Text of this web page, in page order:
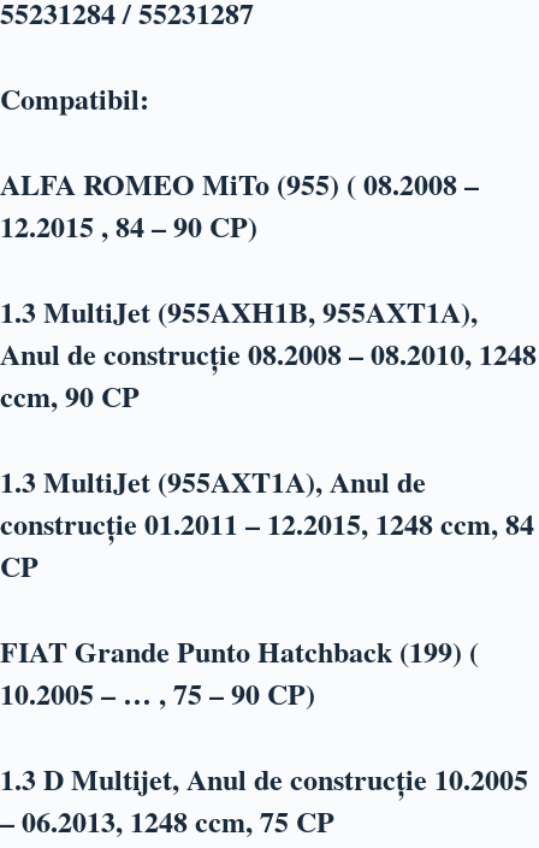
55231284 / 55231287
Compatibil:
ALFA ROMEO MiTo (955) ( 08.2008 –
12.2015 , 84 – 90 CP)
1.3 MultiJet (955AXH1B, 955AXT1A),
Anul de construcție 08.2008 – 08.2010, 1248
ccm, 90 CP
1.3 MultiJet (955AXT1A), Anul de
construcție 01.2011 – 12.2015, 1248 ccm, 84
CP
FIAT Grande Punto Hatchback (199) (
10.2005 – … , 75 – 90 CP)
1.3 D Multijet, Anul de construcție 10.2005
– 06.2013, 1248 ccm, 75 CP